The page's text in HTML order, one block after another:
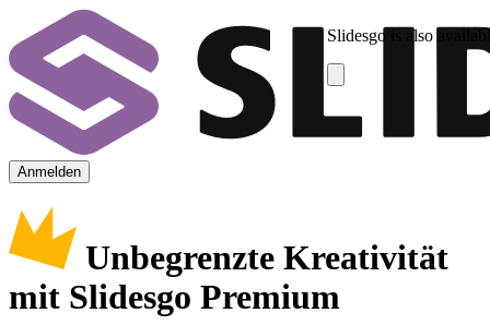
Slidesgo is also
Anmelden
Unbegrenzte Kreativität
mit Slidesgo Premium